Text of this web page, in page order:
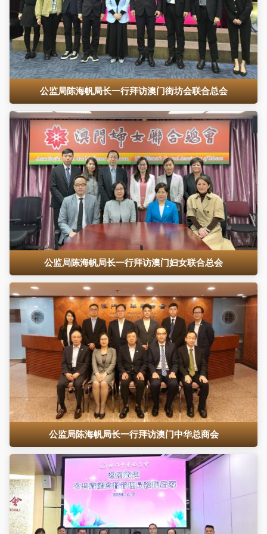
公监局陈海帆局长一行拜访澳门街坊会联合总会
公监局陈海帆局长一行拜访澳门妇女联合总会
公监局陈海帆局长一行拜访澳门中华总商会